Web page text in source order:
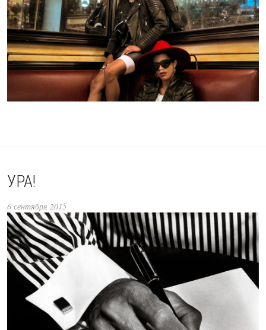
УРА!
6 сентября 2015